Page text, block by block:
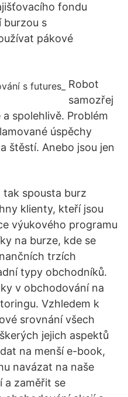
fondu
burzou s
pákové
Robot
samozřej
spolehlivě. Problém
úspěchy
štěstí. Anebo jsou jen
tak spousta burz
klienty, kteří jsou
výukového programu
na burze, kde se
trzích
typy obchodníků.
v obchodování na
Vzhledem k
srovnání všech
jejich aspektů
na menší e-book,
navázat na naše
a zaměřit se